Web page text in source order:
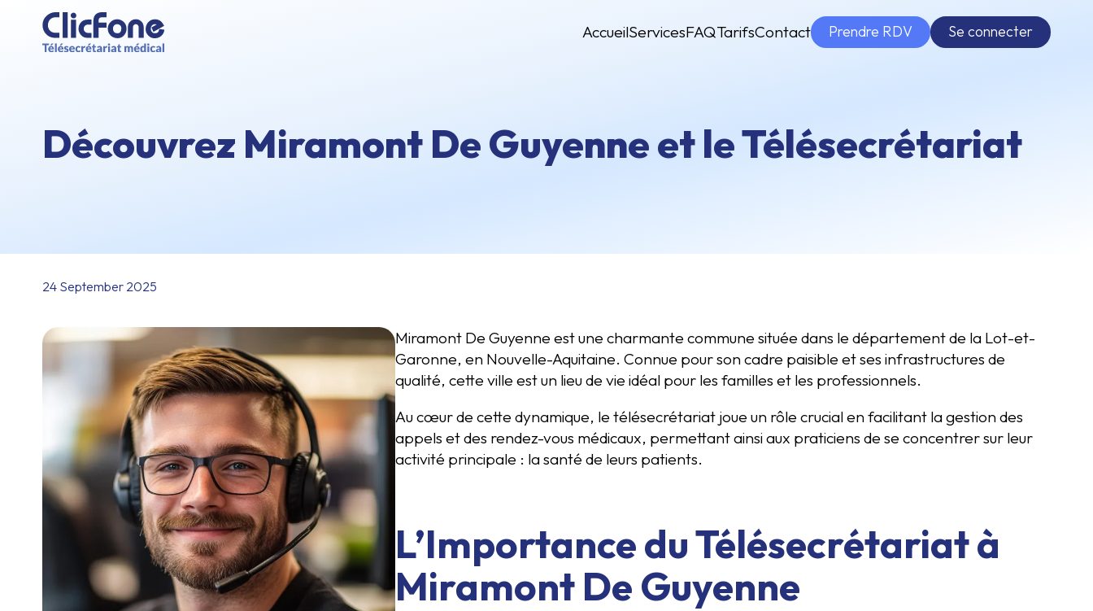
AccueilServicesFAQTarifsContact Prendre RDV Se connecter
Découvrez Miramont De Guyenne et le Télésecrétariat
24 September 2025
Miramont De Guyenne est une charmante commune située dans le département de la Lot-et-
Garonne, en Nouvelle-Aquitaine. Connue pour son cadre paisible et ses infrastructures de
qualité, cette ville est un lieu de vie idéal pour les familles et les professionnels.
Au cœur de cette dynamique, le télésecrétariat joue un rôle crucial en facilitant la gestion des
appels et des rendez-vous médicaux, permettant ainsi aux praticiens de se concentrer sur leur
activité principale : la santé de leurs patients.
L’Importance du Télésecrétariat à
Miramont De Guyenne